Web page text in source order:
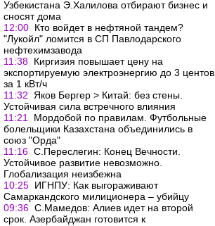
Узбекистана Э.Халилова отбирают бизнес и
сносят дома
12:00 Кто войдет в нефтяной тандем?
"Лукойл" ломится в СП Павлодарского
нефтехимзавода
11:38 Киргизия повышает цену на
экспортируемую электроэнергию до 3 центов
за 1 кВт/ч
11:32
Яков Бергер > Китай: без стены.
Устойчивая сила встречного влияния
11:21
Мордобой по правилам. Футбольные
болельщики Казахстана объединились в
союз "Орда"
11:16 С.Переслегин: Конец Вечности.
Устойчивое развитие невозможно.
Глобализация неизбежна
10:25 ИГНПУ: Как выгораживают
Самаркандского милиционера – убийцу
09:36 С.Мамедов: Алиев идет на второй
срок. Азербайджан готовится к